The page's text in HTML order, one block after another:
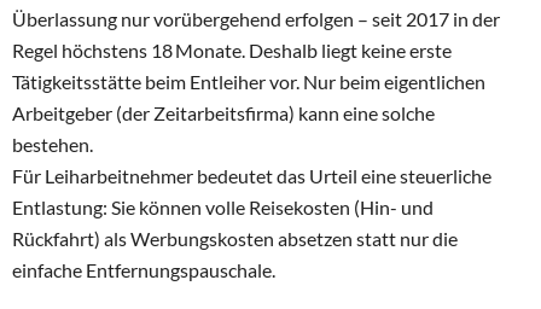
Überlassung nur vorübergehend erfolgen – seit 2017 in der
Regel höchstens 18 Monate. Deshalb liegt keine erste
Tätigkeitsstätte beim Entleiher vor. Nur beim eigentlichen
Arbeitgeber (der Zeitarbeitsfirma) kann eine solche
bestehen.
Für Leiharbeitnehmer bedeutet das Urteil eine steuerliche
Entlastung: Sie können volle Reisekosten (Hin- und
Rückfahrt) als Werbungskosten absetzen statt nur die
einfache Entfernungspauschale.